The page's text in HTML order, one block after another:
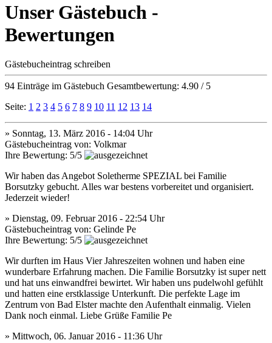
Unser Gästebuch -
Bewertungen
Gästebucheintrag schreiben
94 Einträge im Gästebuch Gesamtbewertung: 4.90 / 5
Seite: 1 2 3 4 5 6 7 8 9 10 11 12 13 14
» Sonntag, 13. März 2016 - 14:04 Uhr
Gästebucheintrag von: Volkmar
Ihre Bewertung: 5/5
Wir haben das Angebot Soletherme SPEZIAL bei Familie
Borsutzky gebucht. Alles war bestens vorbereitet und organisiert.
Jederzeit wieder!
» Dienstag, 09. Februar 2016 - 22:54 Uhr
Gästebucheintrag von: Gelinde Pe
Ihre Bewertung: 5/5
Wir durften im Haus Vier Jahreszeiten wohnen und haben eine
wunderbare Erfahrung machen. Die Familie Borsutzky ist super nett
und hat uns einwandfrei bewirtet. Wir haben uns pudelwohl gefühlt
und hatten eine erstklassige Unterkunft. Die perfekte Lage im
Zentrum von Bad Elster machte den Aufenthalt einmalig. Vielen
Dank noch einmal. Liebe Grüße Familie Pe
» Mittwoch, 06. Januar 2016 - 11:36 Uhr